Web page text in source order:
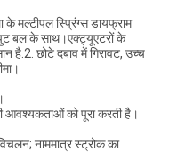
के मल्टीपल स्प्रिंग्स डायफ्राम
बल के साथ।एक्ट्यूएटरों के
है.2. छोटे दबाव में गिरावट, उच्च
आवश्यकताओं को पूरा करती है।
नाममात्र स्ट्रोक का